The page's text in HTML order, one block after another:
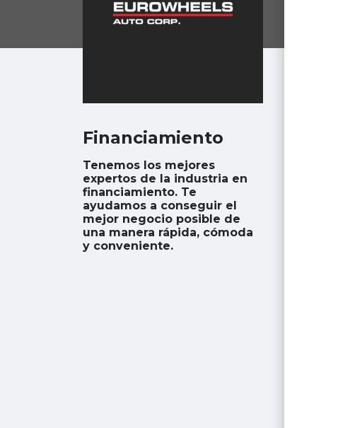
Financiamiento
Tenemos los mejores
expertos de la industria en
financiamiento. Te
ayudamos a conseguir el
mejor negocio posible de
una manera rápida, cómoda
y conveniente.